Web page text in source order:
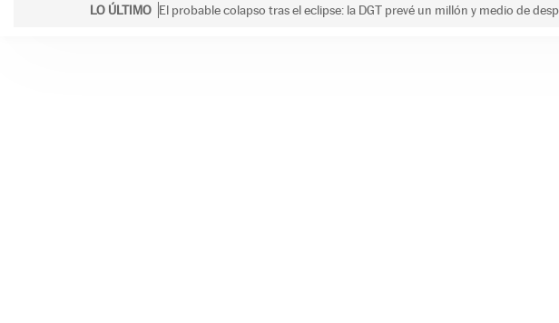
LO ÚLTIMO El probable colapso tras el eclipse: la DGT prevé un millón y medio de